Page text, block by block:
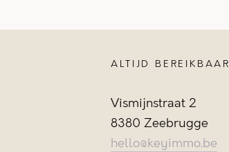
ALTIJD BEREIKBAAR
Vismijnstraat 2
8380 Zeebrugge
hello@keyimmo.be